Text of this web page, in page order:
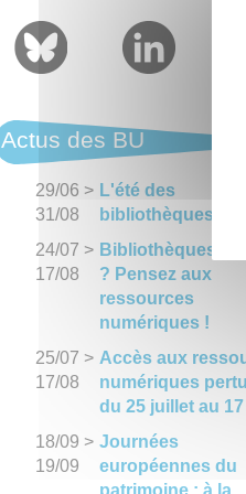
Actus des BU
29/06 >
31/08
L'été des
bibliothèques
24/07 >
17/08
Bibliothèques
? Pensez aux
ressources
numériques !
25/07 >
17/08
Accès aux
numériques
du 25 juillet au
18/09 >
19/09
Journées
européennes du
patrimoine : à la